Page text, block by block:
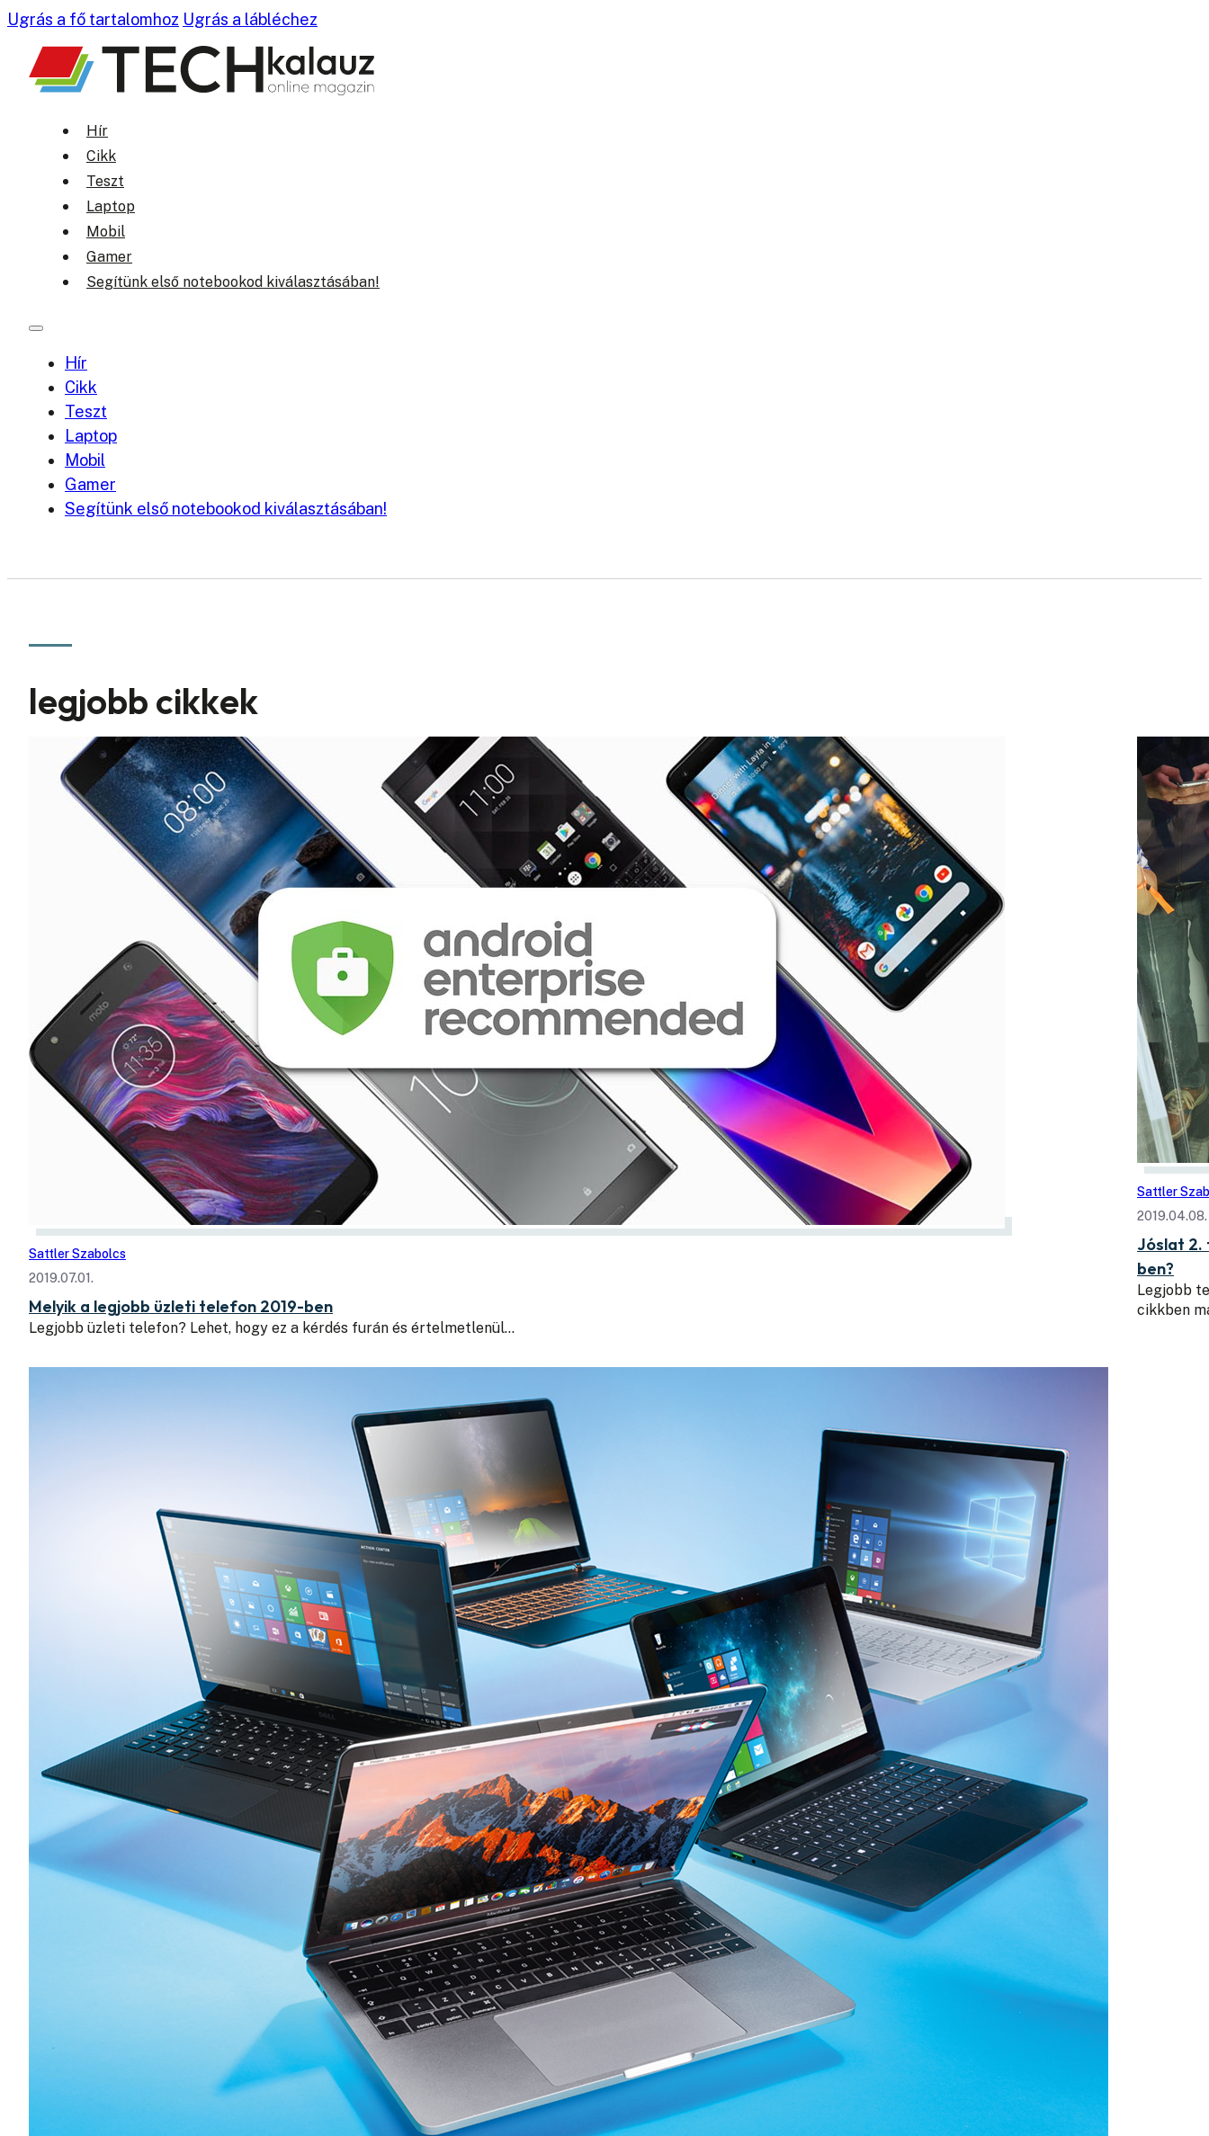
Ugrás a fő tartalomhoz Ugrás a lábléchez
Hír
Cikk
Teszt
Laptop
Mobil
Gamer
Segítünk első notebookod kiválasztásában!
Hír
Cikk
Teszt
Laptop
Mobil
Gamer
Segítünk első notebookod kiválasztásában!
legjobb cikkek
Sattler Szabolcs
2019.07.01.
Melyik a legjobb üzleti telefon 2019-ben
Legjobb üzleti telefon? Lehet, hogy ez a kérdés furán és értelmetlenül…
Sattler
2019.04.08.
Jóslat 2.
ben?
Legjobb
cikkben